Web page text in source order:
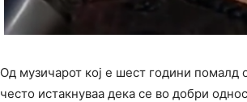
Од музичарот кој е шест години помалд
често истакнуваа дека се во добри